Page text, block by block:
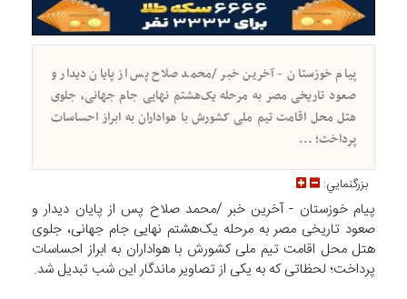
پیام خوزستان - آخرین خبر /محمد صلاح پس از پایان دیدار و
صعود تاریخی مصر به مرحله یک‌هشتم نهایی جام جهانی، جلوی
هتل محل اقامت تیم ملی کشورش با هواداران به ابراز احساسات
پرداخت؛ ...
بزرگنمايي:
پیام خوزستان - آخرین خبر /محمد صلاح پس از پایان دیدار و
صعود تاریخی مصر به مرحله یک‌هشتم نهایی جام جهانی، جلوی
هتل محل اقامت تیم ملی کشورش با هواداران به ابراز احساسات
پرداخت؛ لحظاتی که به یکی از تصاویر ماندگار این شب تبدیل شد.